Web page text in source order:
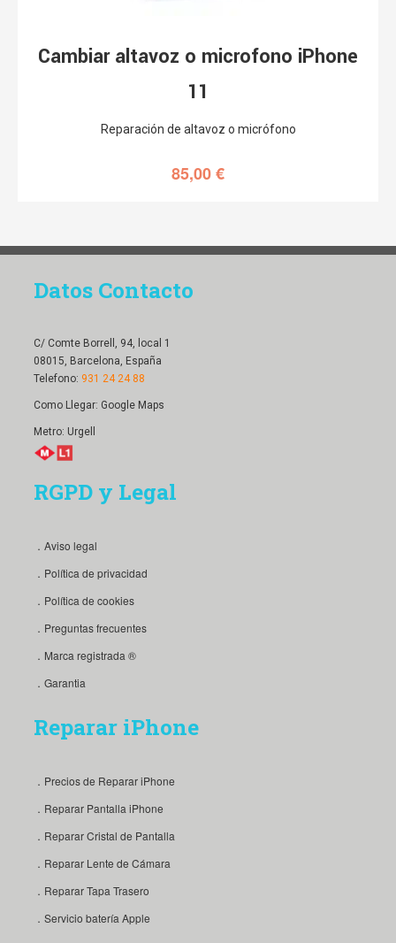
Cambiar altavoz o microfono iPhone
11
Reparación de altavoz o micrófono
85,00€
Datos Contacto
C/ Comte Borrell, 94, local 1
08015, Barcelona, España
Telefono: 931 24 24 88
Como Llegar: Google Maps
Metro: Urgell
RGPD y Legal
．Aviso legal
．Política de privacidad
．Política de cookies
．Preguntas frecuentes
．Marca registrada ®
．Garantia
Reparar iPhone
．Precios de Reparar iPhone
．Reparar Pantalla iPhone
．Reparar Cristal de Pantalla
．Reparar Lente de Cámara
．Reparar Tapa Trasero
．Servicio batería Apple